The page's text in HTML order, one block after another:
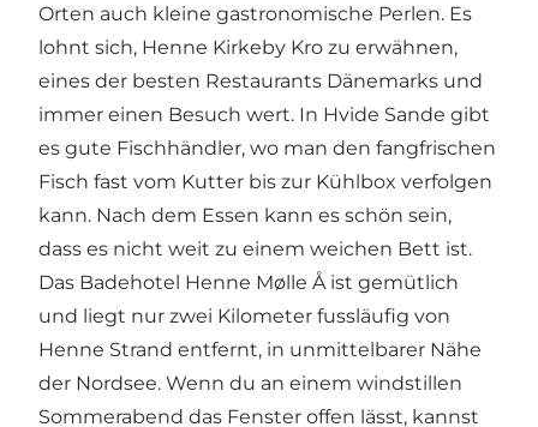
Orten auch kleine gastronomische Perlen. Es
lohnt sich, Henne Kirkeby Kro zu erwähnen,
eines der besten Restaurants Dänemarks und
immer einen Besuch wert. In Hvide Sande gibt
es gute Fischhändler, wo man den fangfrischen
Fisch fast vom Kutter bis zur Kühlbox verfolgen
kann. Nach dem Essen kann es schön sein,
dass es nicht weit zu einem weichen Bett ist.
Das Badehotel Henne Mølle Åist gemütlich
und liegt nur zwei Kilometer fussläufig von
Henne Strand entfernt, in unmittelbarer Nähe
der Nordsee. Wenn du an einem windstillen
Sommerabend das Fenster offen lässt, kannst